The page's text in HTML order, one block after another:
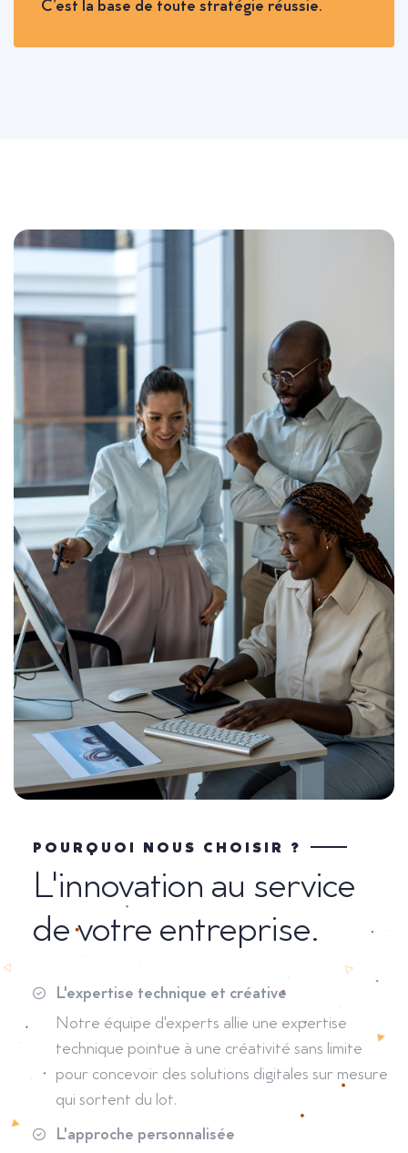
C’est la base de toute stratégie réussie.
POURQUOI NOUS CHOISIR ?
L'innovation au service
de votre entreprise.
L'expertise technique et créative
Notre équipe d'experts allie une expertise
technique pointue à une créativité sans limite
pour concevoir des solutions digitales sur mesure
qui sortent du lot.
L'approche personnalisée